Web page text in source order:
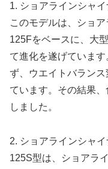
1. ショアラインシャ
このモデルは、ショ
125Fをベースに、大
て進化を遂げていま
ず、ウエイトバラン
ています。その結果
しました。
2. ショアラインシャ
125S型は、ショアラ